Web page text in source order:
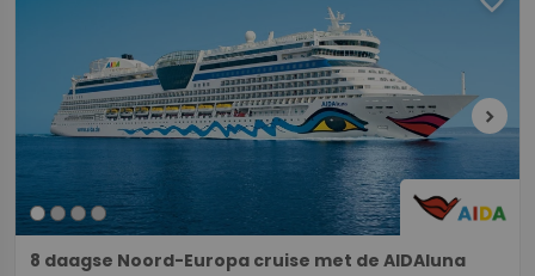
chevron_right
8 daagse Noord-Europa cruise met de AIDAluna